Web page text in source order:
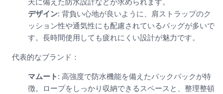
天に備えた防水設計などが求められます。
デザイン: 背負い心地が良いように、肩ストラップのク
ッション性や通気性にも配慮されているバッグが多いで
す。長時間使用しても疲れにくい設計が魅力です。
代表的なブランド：
マムート : 高強度で防水機能を備えたバックパックが特
徴。ロープをしっかり収納できるスペースと、整理整頓